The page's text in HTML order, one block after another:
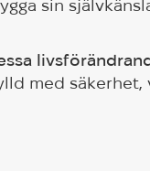
sin
med säkerhet,